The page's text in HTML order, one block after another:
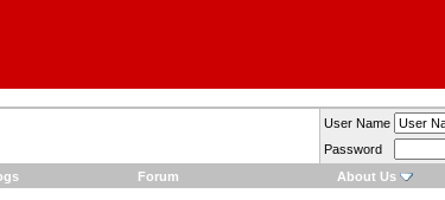
User Name
Password
Forum About Us